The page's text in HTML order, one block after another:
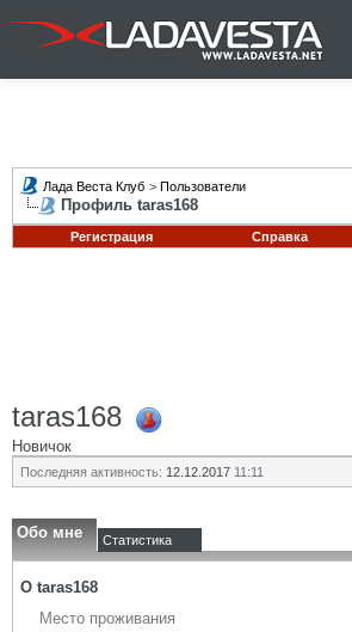
Лада Веста Клуб > Пользователи
Профиль taras168
Регистрация Справка
taras168
Новичок
Последняя активность: 12.12.2017 11:11
Обо мне Статистика
О taras168
Место проживания